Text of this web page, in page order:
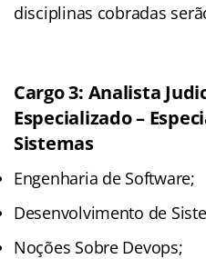
disciplinas cobradas
Cargo 3: Analista
Especializado –
Sistemas
Engenharia de Software;
Desenvolvimento de
Noções Sobre Devops;